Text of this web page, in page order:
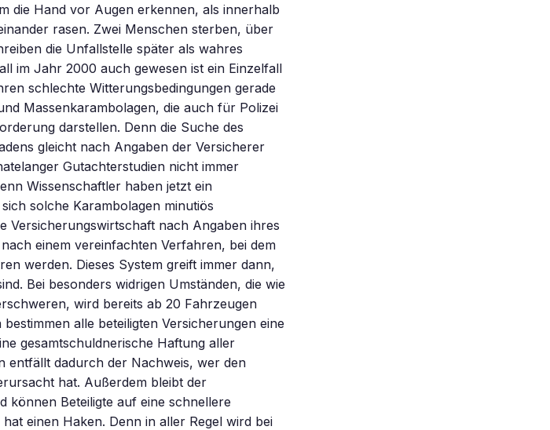
die Hand vor Augen erkennen, als innerhalb
rasen. Zwei Menschen sterben, über
die Unfallstelle später als wahres
im Jahr 2000 auch gewesen ist ein Einzelfall
schlechte Witterungsbedingungen gerade
Massenkarambolagen, die auch für Polizei
darstellen. Denn die Suche des
gleicht nach Angaben der Versicherer
Gutachterstudien nicht immer
Wissenschaftler haben jetzt ein
solche Karambolagen minutiös
Versicherungswirtschaft nach Angaben ihres
einem vereinfachten Verfahren, bei dem
werden. Dieses System greift immer dann,
Bei besonders widrigen Umständen, die wie
wird bereits ab 20 Fahrzeugen
alle beteiligten Versicherungen eine
gesamtschuldnerische Haftung aller
entfällt dadurch der Nachweis, wer den
hat. Außerdem bleibt der
können Beteiligte auf eine schnellere
einen Haken. Denn in aller Regel wird bei